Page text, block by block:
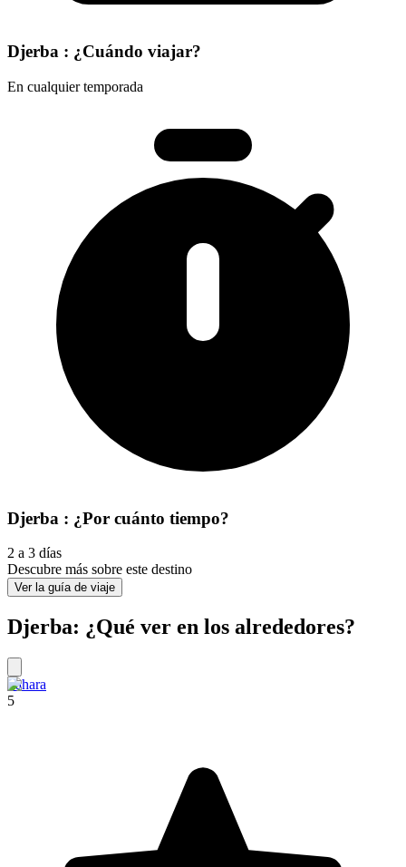
Djerba : ¿Cuándo viajar?
En cualquier temporada
Djerba : ¿Por cuánto tiempo?
2 a 3 días
Descubre más sobre este destino
Ver la guía de viaje
Djerba: ¿Qué ver en los alrededores?
Sahara
5